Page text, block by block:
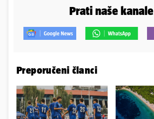
Prati naše kanale
Preporučeni članci